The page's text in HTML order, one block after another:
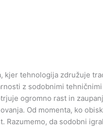
tehnologija združuje
z sodobnimi
ogromno rast in
Od momenta, ko
da sodobni